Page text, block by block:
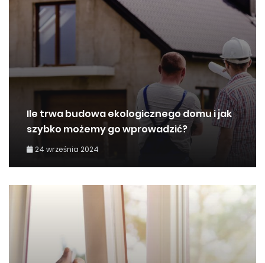
Ile trwa budowa ekologicznego domu i jak
szybko możemy go wprowadzić?
24 września 2024